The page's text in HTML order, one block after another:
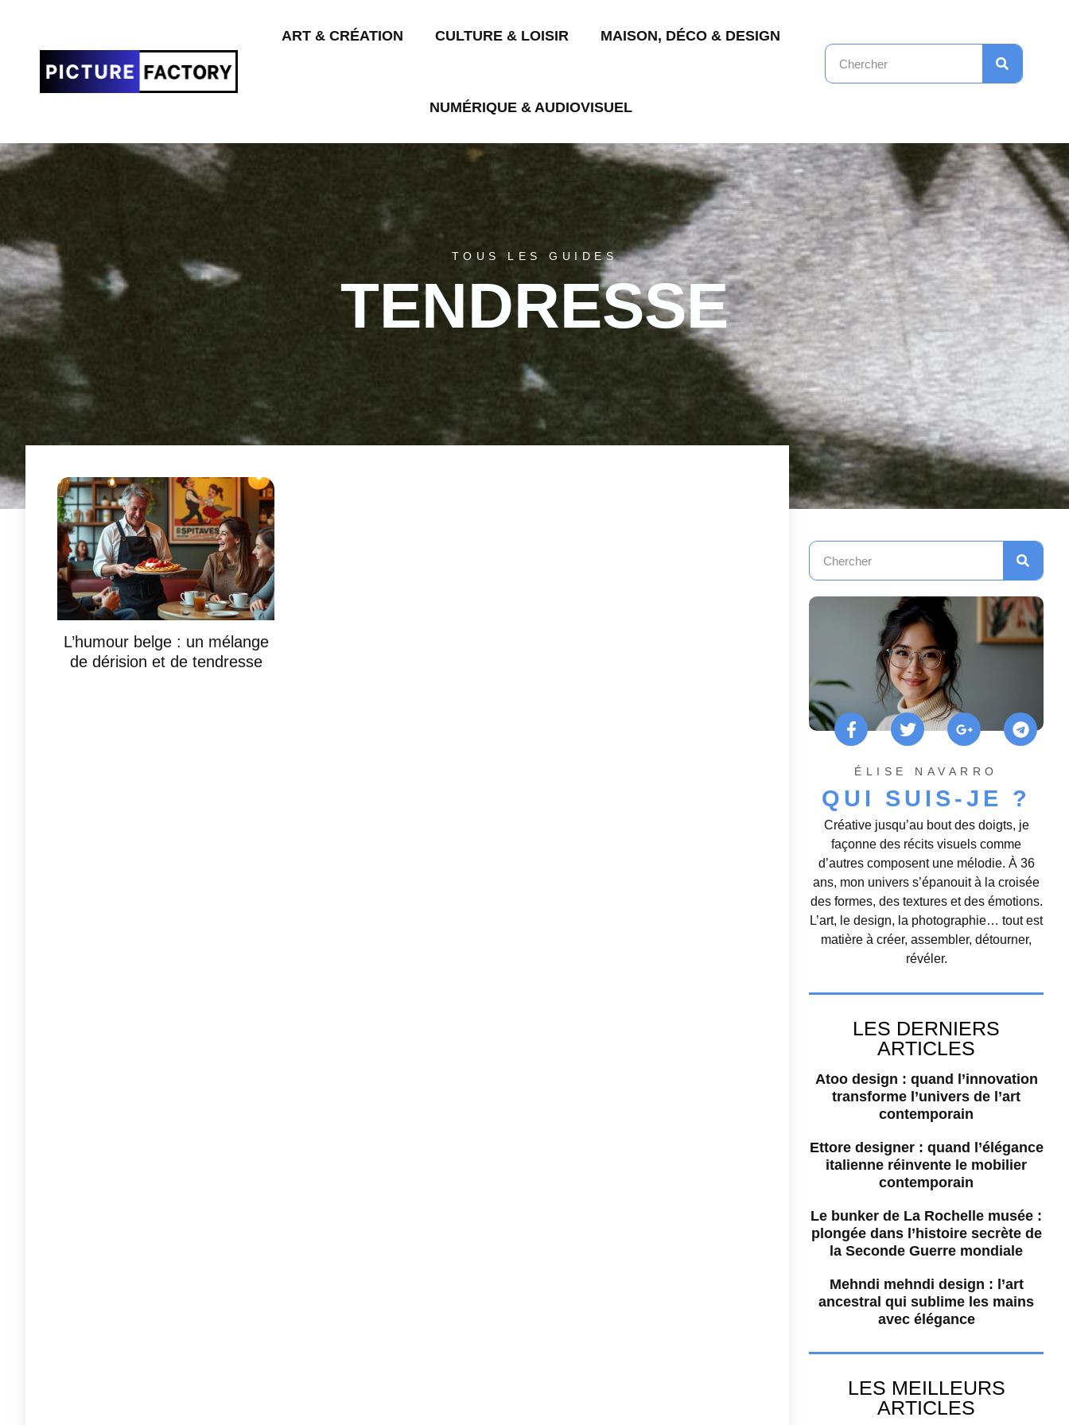
ART & CRÉATION CULTURE & LOISIR MAISON, DÉCO & DESIGN
NUMÉRIQUE & AUDIOVISUEL
TOUS LES GUIDES
TENDRESSE
L’humour belge : un mélange
de dérision et de tendresse
ÉLISE NAVARRO
QUI SUIS-JE ?
Créative jusqu’au bout des doigts, je
façonne des récits visuels comme
d’autres composent une mélodie. À 36
ans, mon univers s’épanouit à la croisée
des formes, des textures et des émotions.
L’art, le design, la photographie… tout est
matière à créer, assembler, détourner,
révéler.
LES DERNIERS
ARTICLES
Atoo design : quand l’innovation
transforme l’univers de l’art
contemporain
Ettore designer : quand l’élégance
italienne réinvente le mobilier
contemporain
Le bunker de La Rochelle musée :
plongée dans l’histoire secrète de
la Seconde Guerre mondiale
Mehndi mehndi design : l’art
ancestral qui sublime les mains
avec élégance
LES MEILLEURS
ARTICLES